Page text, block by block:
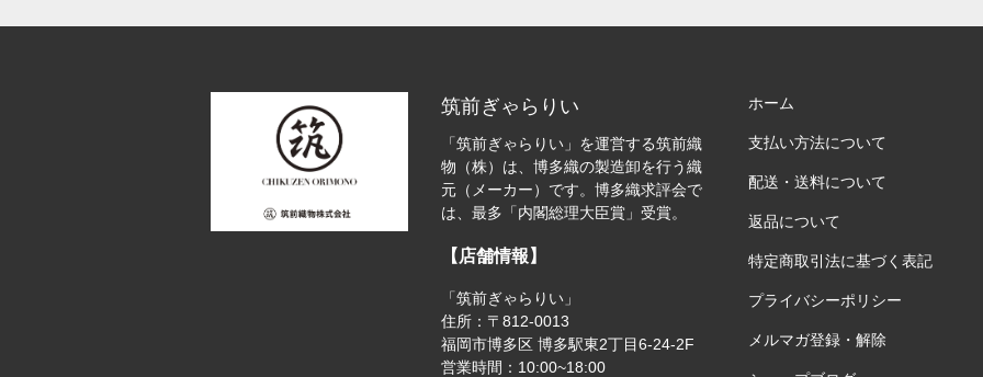
筑前ぎゃらりい
「筑前ぎゃらりい」を運営する筑前織
物（株）は、博多織の製造卸を行う織
元（メーカー）です。博多織求評会で
は、最多「内閣総理大臣賞」受賞。
【店舗情報】
「筑前ぎゃらりい」
住所：〒812-0013
福岡市博多区 博多駅東2丁目6-24-2F
営業時間：10:00~18:00
ホーム
支払い方法について
配送・送料について
返品について
特定商取引法に基づく表記
プライバシーポリシー
メルマガ登録・解除